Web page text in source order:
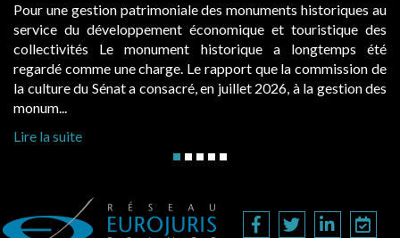
monuments historiques au
et touristique des
a longtemps été
que la commission de
juillet 2026, à la gestion des
Evocatrices des bains de mer,
également un beau sujet
public, elles donnent lieu au
d’occupation. Saisies par des